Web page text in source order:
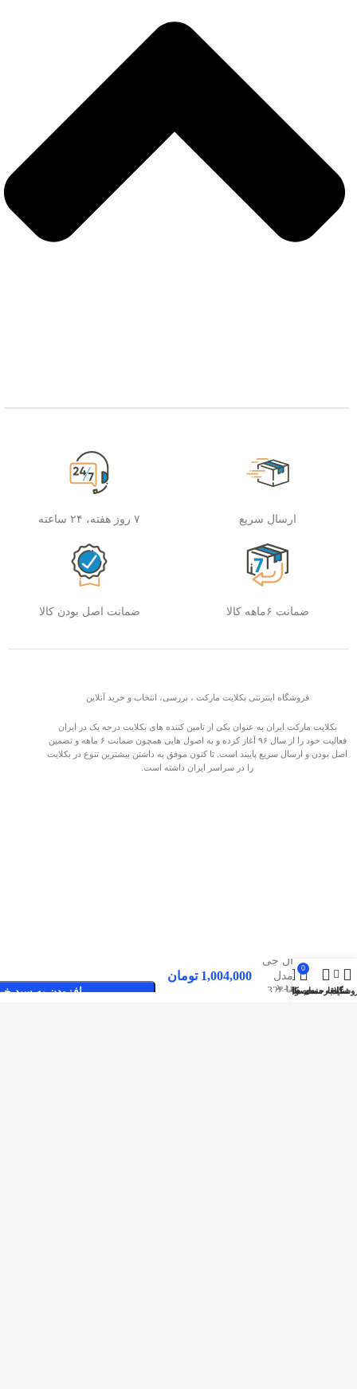
ارسال سریع ۷ روز هفته، ۲۴ ساعته
ضمانت ۶ماهه کالا ضمانت اصل بودن کالا
فروشگاه اینترنتی بکلایت مارکت ، بررسی، انتخاب و خرید آنلاین
بکلایت مارکت ایران به عنوان یکی از تامین کننده های بکلایت درجه یک در ایران
فعالیت خود را از سال ۹۶ آغاز کرده و به اصول هایی همچون ضمانت ۶ ماهه و تضمین
اصل بودن و ارسال سریع پایبند است. تا کنون موفق به داشتن بیشترین تنوع در بکلایت
را در سراسر ایران داشته است.
صفحات پربازدید
ال جی
مدل
32LH
1,004,000 تومان
افزودن به سبد سایدبار
علاقه مندی ها
0
محصول
حساب کاربری من